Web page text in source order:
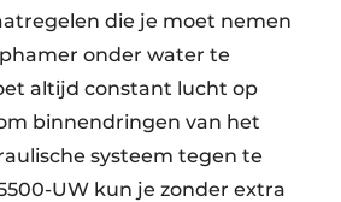
die je moet nemen
onder water te
altijd constant lucht op
binnendringen van het
systeem tegen te
UW kun je zonder extra